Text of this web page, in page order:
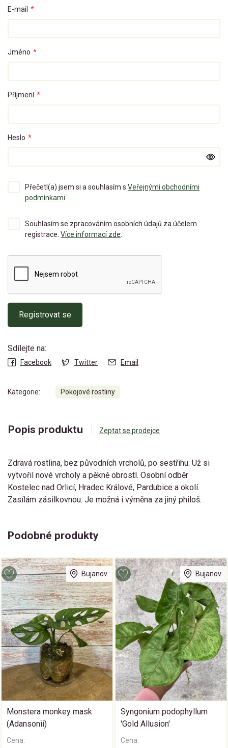
E-mail *
Jméno *
Příjmení *
Heslo *
Přečetl(a) jsem si a souhlasím s Veřejnými obchodními
podmínkami.
Souhlasím se zpracováním osobních údajů za účelem
registrace. Více informací zde.
Registrovat se
Sdílejte na:
Facebook Twitter Email
Kategorie: Pokojové rostliny
Popis produktu Zeptat se prodejce
Zdravá rostlina, bez původních vrcholů, po sestřihu. Už si
vytvořil nové vrcholy a pěkně obrostl. Osobní odběr
Kostelec nad Orlicí, Hradec Králové, Pardubice a okolí.
Zasílám zásilkovnou. Je možná i výměna za jiný philoš.
Podobné produkty
Bujanov
Monstera monkey mask
(Adansonii)
Cena:
Bujanov
Syngonium podophyllum
'Gold Allusion'
Cena: